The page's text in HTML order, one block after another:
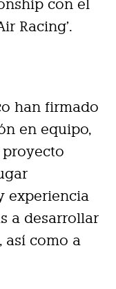
con el
Racing’.
han firmado
en equipo,
experiencia
a desarrollar
así como a